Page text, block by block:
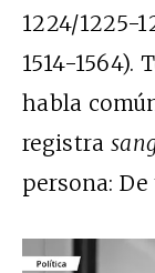
1224/1225-
1514-1564).
habla
registra
persona: